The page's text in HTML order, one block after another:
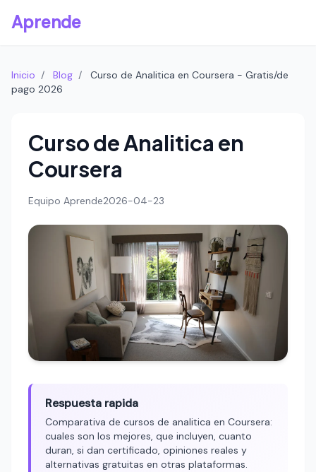
Aprende
Inicio / Blog /
Curso de Analitica en Coursera - Gratis/de
pago 2026
Curso de Analitica en
Coursera
Equipo Aprende2026-04-23
Respuesta rapida
Comparativa de cursos de analitica en Coursera:
cuales son los mejores, que incluyen, cuanto
duran, si dan certificado, opiniones reales y
alternativas gratuitas en otras plataformas.